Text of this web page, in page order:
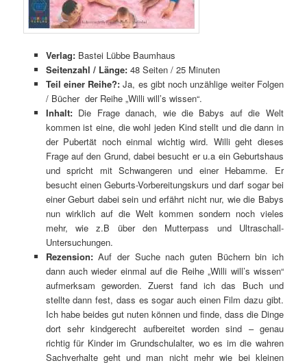
Verlag: Bastei Lübbe Baumhaus
Seitenzahl / Länge:48 Seiten / 25 Minuten
Teil einer Reihe?:Ja, es gibt noch unzählige weiter Folgen
/ Bücher der Reihe „Willi will’s wissen“.
Inhalt: Die Frage danach, wie die Babys auf die Welt
kommen ist eine, die wohl jeden Kind stellt und die dann in
der Pubertät noch einmal wichtig wird. Willi geht dieses
Frage auf den Grund, dabei besucht er u.a ein Geburtshaus
und spricht mit Schwangeren und einer Hebamme. Er
besucht einen Geburts-Vorbereitungskurs und darf sogar bei
einer Geburt dabei sein und erfährt nicht nur, wie die Babys
nun wirklich auf die Welt kommen sondern noch vieles
mehr, wie z.B über den Mutterpass und Ultraschall-
Untersuchungen.
Rezension:Auf der Suche nach guten Büchern bin ich
dann auch wieder einmal auf die Reihe „Willi will’s wissen“
aufmerksam geworden. Zuerst fand ich das Buch und
stellte dann fest, dass es sogar auch einen Film dazu gibt.
Ich habe beides gut nuten können und finde, dass die Dinge
dort sehr kindgerecht aufbereitet worden sind – genau
richtig für Kinder im Grundschulalter, wo es im die wahren
Sachverhalte geht und man nicht mehr wie bei kleinen